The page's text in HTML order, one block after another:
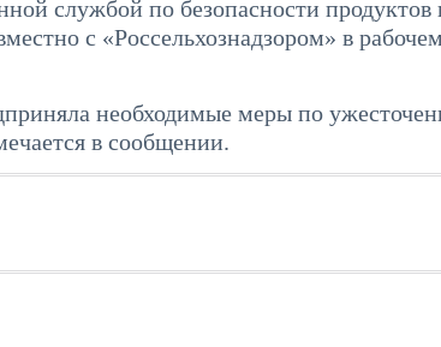
службой по безопасности продуктов
с «Россельхознадзором» в
необходимые меры по
в сообщении.